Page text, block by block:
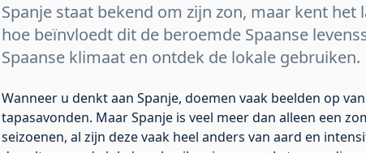
Spanje staat bekend om zijn zon, maar kent het
hoe beïnvloedt dit de beroemde Spaanse
Spaanse klimaat en ontdek de lokale gebruiken.
Wanneer u denkt aan Spanje, doemen vaak beelden op
tapasavonden. Maar Spanje is veel meer dan alleen een
seizoenen, al zijn deze vaak heel anders van aard en